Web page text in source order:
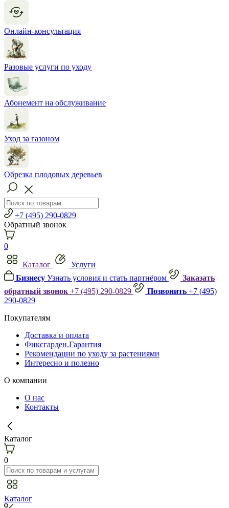
Онлайн-консультация
Разовые услуги по уходу
Абонемент на обслуживание
Уход за газоном
Обрезка плодовых деревьев
+7 (495) 290-0829
Обратный звонок
0
Каталог
Услуги
Бизнесу Узнать условия и стать партнёром
Заказать
обратный звонок +7 (495) 290-0829 Позвонить +7 (495)
290-0829
Покупателям
Доставка и оплата
Фиксгарден.Гарантия
Рекомендации по уходу за растениями
Интересно и полезно
О компании
О нас
Контакты
Каталог
0
Каталог